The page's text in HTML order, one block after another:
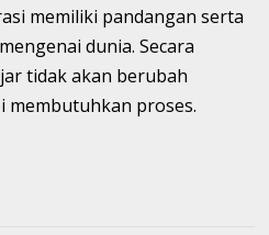
memiliki pandangan serta
dunia. Secara
tidak akan berubah
membutuhkan proses.